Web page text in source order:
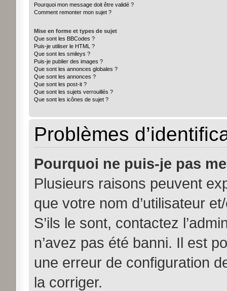
Pourquoi mon message doit être validé ?
Comment remonter mon sujet ?
Mise en forme et types de sujet
Que sont les BBCodes ?
Puis-je utiliser le HTML ?
Que sont les smileys ?
Puis-je publier des images ?
Que sont les annonces globales ?
Que sont les annonces ?
Que sont les post-it ?
Que sont les sujets verrouillés ?
Que sont les icônes de sujet ?
Problèmes
Pourquoi ne puis-je pas
Plusieurs raisons peuvent
que votre nom d’utilisateur
S’ils le sont, contactez
n’avez pas été banni. Il est
une erreur de configuration
la corriger.